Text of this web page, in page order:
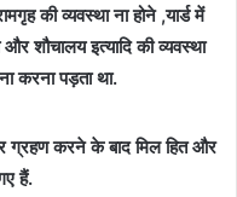
की व्यवस्था ना होने ,यार्ड में
शौचालय इत्यादि की व्यवस्था
करना पड़ता था.
ग्रहण करने के बाद मिल हित और
हैं.